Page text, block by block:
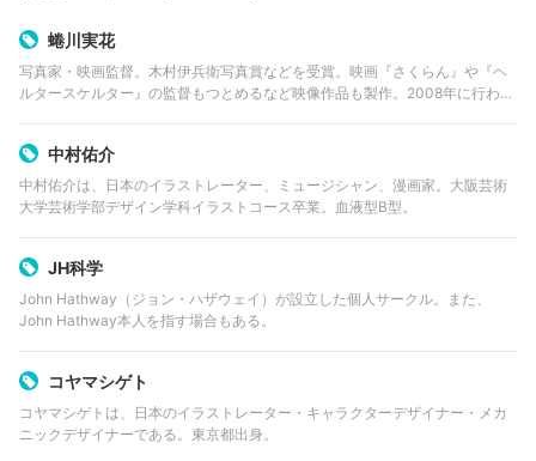
蜷川実花
写真家・映画監督。木村伊兵衛写真賞などを受賞。映画『さくらん』や『ヘ
ルタースケルター』の監督もつとめるなど映像作品も製作。2008年に行われ
中村佑介
中村佑介は、日本のイラストレーター、ミュージシャン、漫画家。大阪芸術
大学芸術学部デザイン学科イラストコース卒業。血液型B型。
JH科学
John Hathway（ジョン・ハザウェイ）が設立した個人サークル。また、
John Hathway本人を指す場合もある。
コヤマシゲト
コヤマシゲトは、日本のイラストレーター・キャラクターデザイナー・メカ
ニックデザイナーである。東京都出身。